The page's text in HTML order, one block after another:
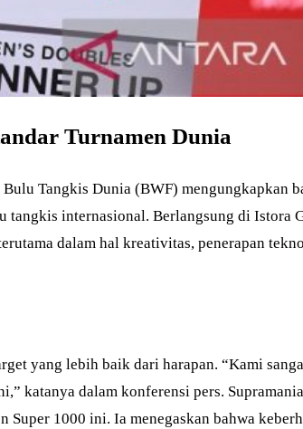
Turnamen Dunia
Tangkis Dunia (BWF) mengungkapkan
tangkis internasional. Berlangsung di Istora
dalam hal kreativitas, penerapan
yang lebih baik dari harapan. “Kami
katanya dalam konferensi pers.
1000 ini. Ia menegaskan bahwa